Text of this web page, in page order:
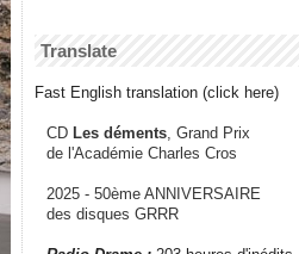
Translate
Fast English translation (click here)
CD Les déments , Grand Prix
de l'Académie Charles Cros
2025 - 50ème ANNIVERSAIRE
des disques GRRR